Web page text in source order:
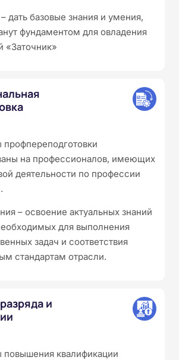
дать базовые знания и умения,
фундаментом для овладения
«Заточник»
на профессионалов, имеющих
деятельности по профессии
– освоение актуальных знаний
для выполнения
задач и соответствия
стандартам отрасли.
и
квалификации